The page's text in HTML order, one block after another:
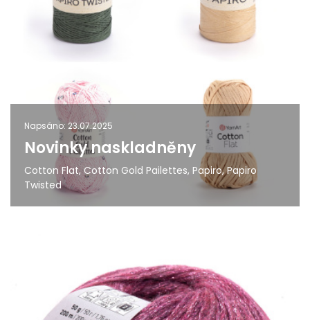
Napsáno: 23.07.2025
Novinky naskladněny
Cotton Flat, Cotton Gold Pailettes, Papiro, Papiro
Twisted